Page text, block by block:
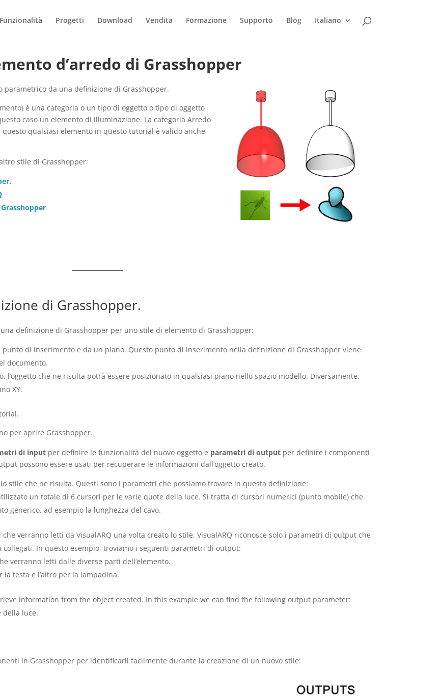
Funzionalità Progetti Download Vendita Formazione Supporto Blog Italiano
d’arredo di Grasshopper
da una definizione di Grasshopper.
è una categoria o un tipo di oggetto o tipo di oggetto
caso un elemento di illuminazione. La categoria Arredo
qualsiasi elemento in questo tutorial è valido anche
stile di Grasshopper:
di Grasshopper.
definizione di Grasshopper per uno stile di elemento di Grasshopper:
punto di inserimento e da un piano. Questo punto di inserimento nella definizione di Grasshopper viene
documento.
l’oggetto che ne risulta potrà essere posizionato in qualsiasi piano nello spazio modello. Diversamente,
XY.
per aprire Grasshopper.
di input per definire le funzionalità del nuovo oggetto e parametri di output per definire i componenti
possono essere usati per recuperare le informazioni dall’oggetto creato.
stile che ne risulta. Questi sono i parametri che possiamo trovare in questa definizione:
un totale di 6 cursori per le varie quote della luce. Si tratta di cursori numerici (punto mobile) che
generico, ad esempio la lunghezza del cavo.
verranno letti da VisualARQ una volta creato lo stile. VisualARQ riconosce solo i parametri di output che
In questo esempio, troviamo i seguenti parametri di output:
verranno letti dalle diverse parti dell’elemento.
la testa e l’altro per la lampadina.
information from the object created. In this example we can find the following output parameter:
della luce.
in Grasshopper per identificarli facilmente durante la creazione di un nuovo stile: